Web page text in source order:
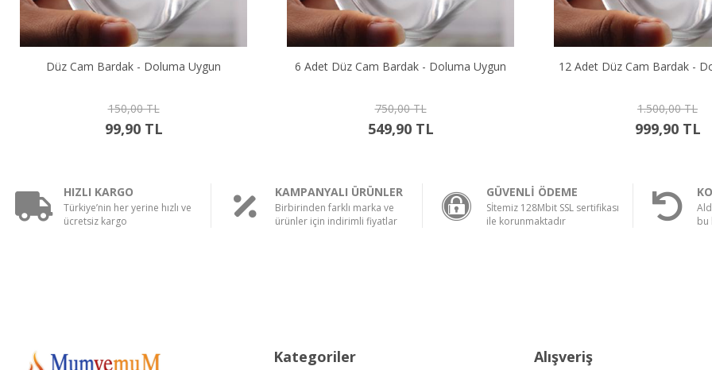
Düz Cam Bardak - Doluma Uygun
150,00 TL
99,90 TL
6 Adet Düz Cam Bardak - Doluma Uygun
750,00 TL
549,90 TL
12 Adet Düz Cam Bardak -
1.500,00 TL
999,90 TL
HIZLI KARGO
Türkiye’nin her yerine hızlı ve
ücretsiz kargo
KAMPANYALI ÜRÜNLER
Birbirinden farklı marka ve
ürünler için indirimli fiyatlar
GÜVENLİ ÖDEME
Sİtemiz 128Mbit SSL sertifikası
ile korunmaktadır
bu
Kategoriler Alışveriş